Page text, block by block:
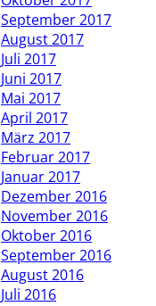
September 2017
August 2017
Juli 2017
Juni 2017
Mai 2017
April 2017
März 2017
Februar 2017
Januar 2017
Dezember 2016
November 2016
Oktober 2016
September 2016
August 2016
Juli 2016